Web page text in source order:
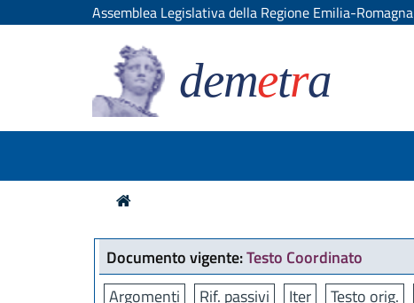
Assemblea Legislativa della Regione Emilia-Romagna
demetra
Documento vigente:Testo Coordinato
Argomenti
Rif. passivi Iter Testo orig.